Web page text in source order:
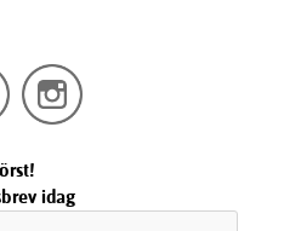
idag